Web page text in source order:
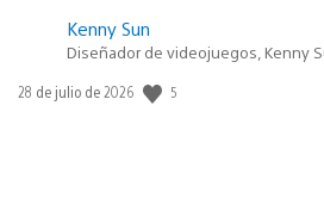
Kenny Sun
Diseñador de videojuegos, Kenny
Fecha
28 de julio de 2026 5